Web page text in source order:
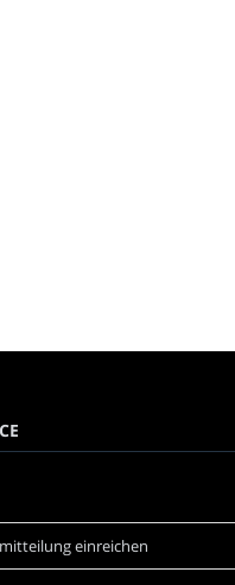
einreichen